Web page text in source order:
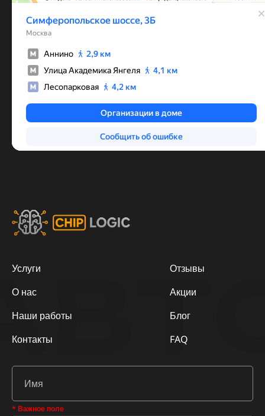
Услуги
О нас
Наши работы
Контакты
Отзывы
Акции
Блог
FAQ
* Важное поле